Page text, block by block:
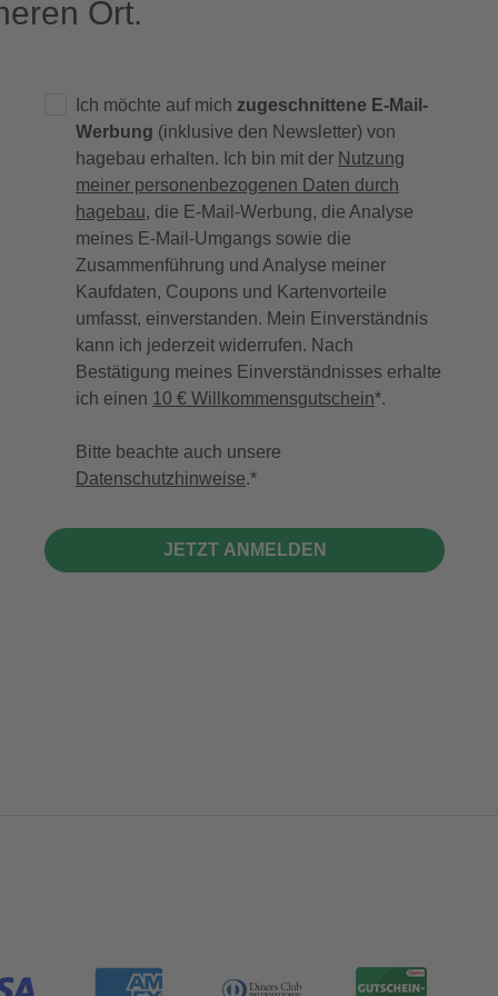
Ort.
Ich möchte auf mich zugeschnittene E-Mail-
Werbung (inklusive den Newsletter) von
hagebau erhalten. Ich bin mit der Nutzung
meiner personenbezogenen Daten durch
hagebau, die E-Mail-Werbung, die Analyse
meines E-Mail-Umgangs sowie die
Zusammenführung und Analyse meiner
Kaufdaten, Coupons und Kartenvorteile
umfasst, einverstanden. Mein Einverständnis
kann ich jederzeit widerrufen. Nach
Bestätigung meines Einverständnisses erhalte
ich einen 10 € Willkommensgutschein*.
Bitte beachte auch unsere
Datenschutzhinweise.
JETZT ANMELDEN